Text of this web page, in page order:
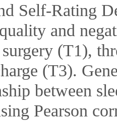
Self-Rating
and
(T1),
(T3).
between
Pearson